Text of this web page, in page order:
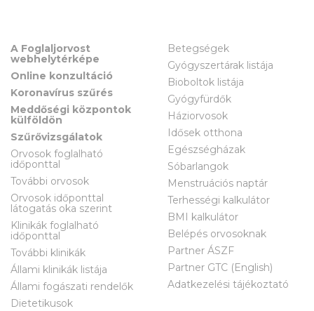
A Foglaljorvost
webhelytérképe
Online konzultáció
Koronavírus szűrés
Meddőségi központok
külföldön
Szűrővizsgálatok
Orvosok foglalható
időponttal
További orvosok
Orvosok időponttal
látogatás oka szerint
Klinikák foglalható
időponttal
További klinikák
Állami klinikák listája
Állami fogászati rendelők
Dietetikusok
Betegségek
Gyógyszertárak listája
Bioboltok listája
Gyógyfürdők
Háziorvosok
Idősek otthona
Egészségházak
Sóbarlangok
Menstruációs naptár
Terhességi kalkulátor
BMI kalkulátor
Belépés orvosoknak
Partner ÁSZF
Partner GTC (English)
Adatkezelési tájékoztató